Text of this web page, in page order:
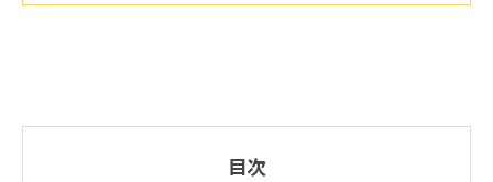
目次